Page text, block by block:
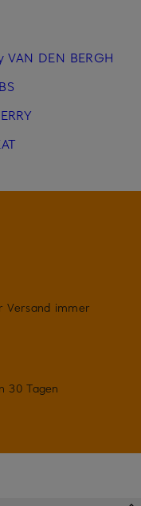
VAN DEN BERGH
Versand immer
30 Tagen